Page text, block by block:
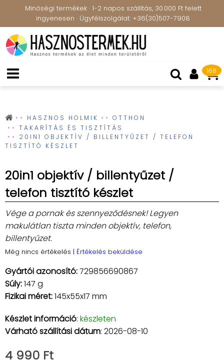
Minőségi termékek · 1-2 napos szállítás, 30.000 Ft felett
ingyenesen · Ügyfélszolgálat: +36(30)507-7908
168
HASZNOS HOLMIK
OTTHON
TAKARÍTÁS ÉS TISZTÍTÁS
20IN1 OBJEKTÍV / BILLENTYŰZET / TELEFON
TISZTÍTÓ KÉSZLET
20in1 objektív / billentyűzet /
telefon tisztító készlet
Vége a pornak és szennyeződésnek! Legyen
makulátlan tiszta minden objektív, telefon,
billentyűzet.
Még nincs értékelés | Értékelés beküldése
Gyártói azonosító:729856690867
Súly:147 g
Fizikai méret:145x55x17 mm
Készlet információ: készleten
Várható szállítási dátum: 2026-08-10
4 990 Ft